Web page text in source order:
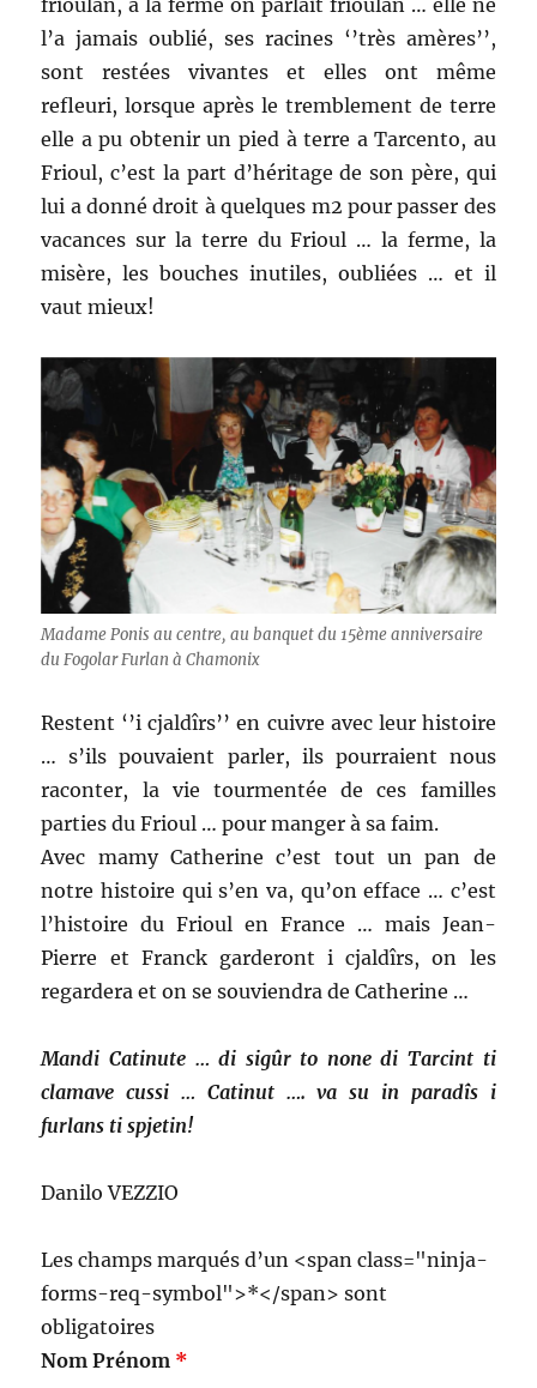
frioulan, à la ferme on parlait frioulan … elle ne
l’a jamais oublié, ses racines ‘’très amères’’,
sont restées vivantes et elles ont même
refleuri, lorsque après le tremblement de terre
elle a pu obtenir un pied à terre a Tarcento, au
Frioul, c’est la part d’héritage de son père, qui
lui a donné droit à quelques m2 pour passer des
vacances sur la terre du Frioul … la ferme, la
misère, les bouches inutiles, oubliées … et il
vaut mieux!
Madame Ponis au centre, au banquet du 15ème anniversaire
du Fogolar Furlan à Chamonix
Restent ‘’i cjaldîrs’’ en cuivre avec leur histoire
… s’ils pouvaient parler, ils pourraient nous
raconter, la vie tourmentée de ces familles
parties du Frioul … pour manger à sa faim.
Avec mamy Catherine c’est tout un pan de
notre histoire qui s’en va, qu’on efface … c’est
l’histoire du Frioul en France … mais Jean-
Pierre et Franck garderont i cjaldîrs, on les
regardera et on se souviendra de Catherine …
Mandi Catinute … di sigûr to none di Tarcint ti
clamave cussi … Catinut …. va su in paradîs i
furlans ti spjetin!
Danilo VEZZIO
Les champs marqués d’un <span class="ninja-
forms-req-symbol">*</span> sont
obligatoires
Nom Prénom *